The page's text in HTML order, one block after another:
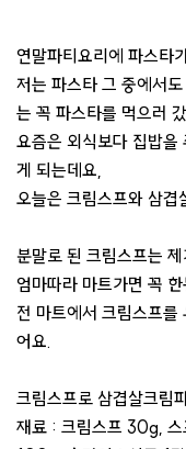
연말파티요리에 파스타
저는 파스타 그 중에서
는 꼭 파스타를 먹으러
요즘은 외식보다 집밥을
게 되는데요,
오늘은 크림스프와 삼겹
분말로 된 크림스프는
엄마따라 마트가면 꼭
전 마트에서 크림스프
어요.
크림스프로 삼겹살크림
재료 : 크림스프 30g,